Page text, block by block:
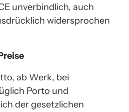
unverbindlich, auch
widersprochen
ab Werk, bei
Porto und
der gesetzlichen